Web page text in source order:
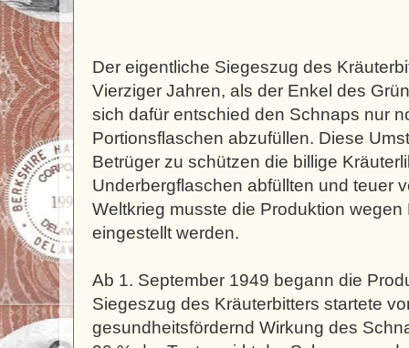
Der eigentliche Siegeszug des
Vierziger Jahren, als der Enkel des
sich dafür entschied den Schnaps nur
Portionsflaschen abzufüllen. Diese
Betrüger zu schützen die billige
Underbergflaschen abfüllten und teuer
Weltkrieg musste die Produktion
eingestellt werden.
Ab 1. September 1949 begann die
Siegeszug des Kräuterbitters startete
gesundheitsfördernd Wirkung des